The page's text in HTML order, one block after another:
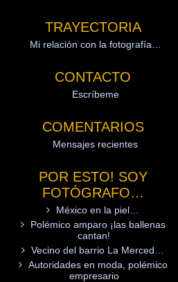
TRAYECTORIA
Mi relación con la fotografía…
CONTACTO
Escríbeme
COMENTARIOS
Mensajes recientes
POR ESTO! SOY
FOTÓGRAFO…
México en la piel…
Polémico amparo ¡las ballenas
cantan!
Vecino del barrio La Merced…
Autoridades en moda, polémico
empresario